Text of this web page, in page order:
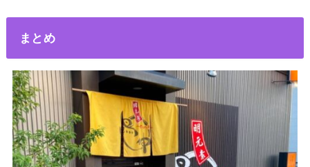
まとめ